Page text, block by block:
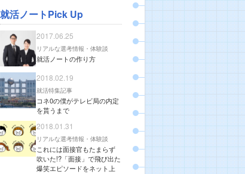
就活ノートPick Up
2017.06.25
リアルな選考情報・体験談
就活ノートの作り方
2018.02.19
就活特集記事
コネ0の僕がテレビ局の内定
を貰うまで
2018.01.31
リアルな選考情報・体験談
これには面接官もたまらず
吹いた!?「面接」で飛び出た
爆笑エピソードをネット上